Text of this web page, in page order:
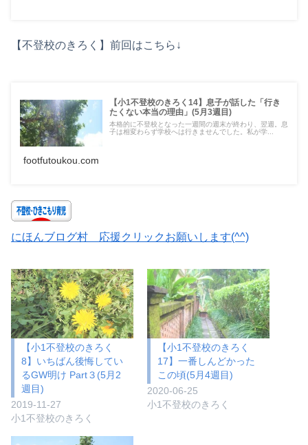
【不登校のきろく】前回はこちら↓
【小1不登校のきろく14】息子が話した「行き
たくない本当の理由」(5月3週目)
本格的に不登校となった一週間の週末が終わり、翌週。息
子は相変わらず学校へは行きませんでした。私が学...
footfutoukou.com
にほんブログ村 応援クリックお願いします(^^)
【小1不登校のきろく
8】いちばん後悔してい
るGW明け Part３(5月2
週目)
2019-11-27
小1不登校のきろく
【小1不登校のきろく
17】一番しんどかった
この頃(5月4週目)
2020-06-25
小1不登校のきろく